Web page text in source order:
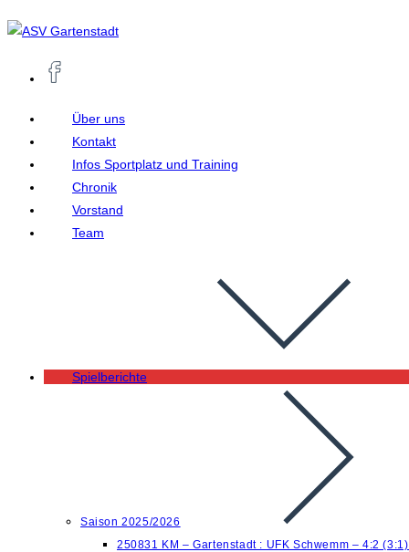
Zum
Inhalt
springen
Über uns
Kontakt
Infos Sportplatz und Training
Chronik
Vorstand
Team
Spielberichte
Saison 2025/2026
250831 KM – Gartenstadt : UFK Schwemm – 4:2